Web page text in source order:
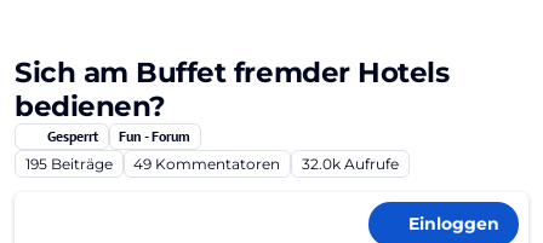
Sich am Buffet fremder Hotels
bedienen?
Gesperrt
Fun - Forum
195 Beiträge 49 Kommentatoren 32.0k Aufrufe
Einloggen